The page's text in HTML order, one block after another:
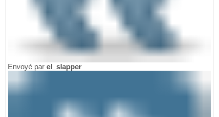
Envoyé par el_slapper